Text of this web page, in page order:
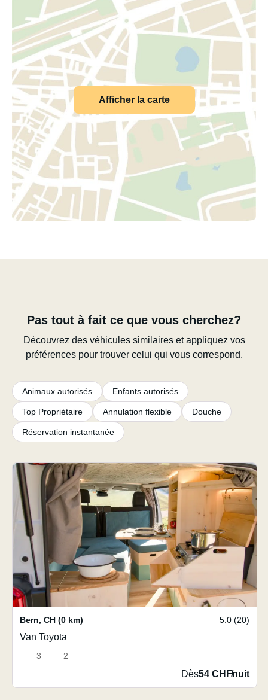
Afficher la carte
Pas tout à fait ce que vous cherchez?
Découvrez des véhicules similaires et appliquez vos
préférences pour trouver celui qui vous correspond.
Animaux autorisés Enfants autorisés
Top Propriétaire Annulation flexible Douche
Réservation instantanée
Bern, CH (0 km) 5.0 (20)
Van Toyota
3 2
Dès54 CHF/nuit